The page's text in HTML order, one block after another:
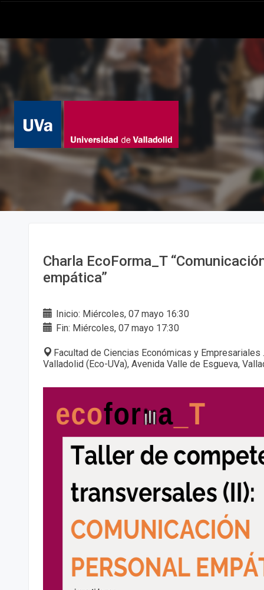
Charla EcoForma_T
empática”
Inicio: Miércoles, 07 mayo 16:30
Fin: Miércoles, 07 mayo 17:30
Facultad de Ciencias Económicas y Empresariales
Valladolid (Eco-UVa), Avenida Valle de Esgueva,